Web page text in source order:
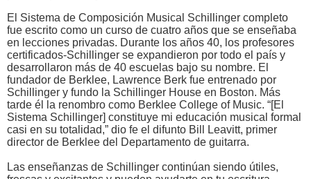
El Sistema de Composición Musical Schillinger completo
fue escrito como un curso de cuatro años que se enseñaba
en lecciones privadas. Durante los años 40, los profesores
certificados-Schillinger se expandieron por todo el país y
desarrollaron más de 40 escuelas bajo su nombre. El
fundador de Berklee, Lawrence Berk fue entrenado por
Schillinger y fundo la Schillinger House en Boston. Más
tarde él la renombro como Berklee College of Music. “[El
Sistema Schillinger] constituye mi educación musical formal
casi en su totalidad,” dio fe el difunto Bill Leavitt, primer
director de Berklee del Departamento de guitarra.
Las enseñanzas de Schillinger continúan siendo útiles,